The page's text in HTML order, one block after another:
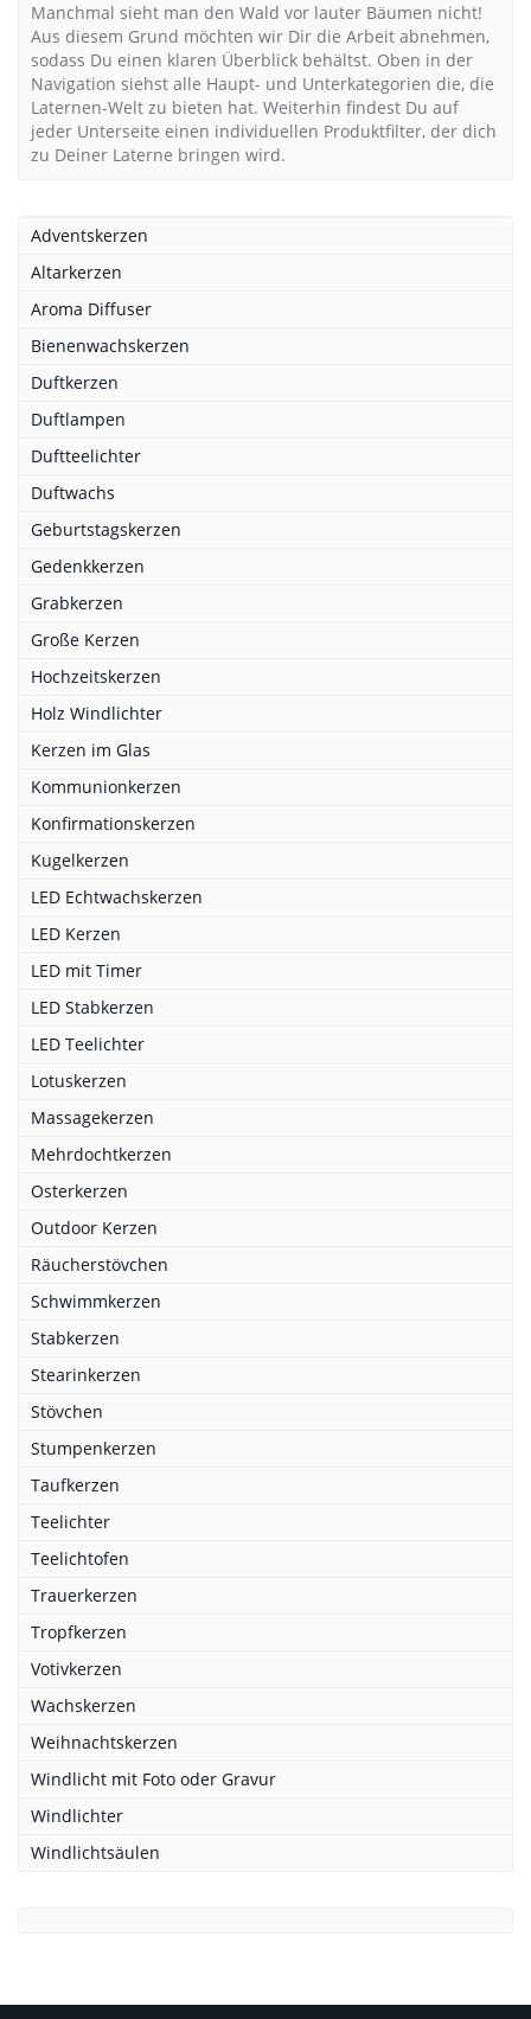
Manchmal sieht man den Wald vor lauter Bäumen nicht!
Aus diesem Grund möchten wir Dir die Arbeit abnehmen,
sodass Du einen klaren Überblick behältst. Oben in der
Navigation siehst alle Haupt- und Unterkategorien die, die
Laternen-Welt zu bieten hat. Weiterhin findest Du auf
jeder Unterseite einen individuellen Produktfilter, der dich
zu Deiner Laterne bringen wird.
Adventskerzen
Altarkerzen
Aroma Diffuser
Bienenwachskerzen
Duftkerzen
Duftlampen
Duftteelichter
Duftwachs
Geburtstagskerzen
Gedenkkerzen
Grabkerzen
Große Kerzen
Hochzeitskerzen
Holz Windlichter
Kerzen im Glas
Kommunionkerzen
Konfirmationskerzen
Kugelkerzen
LED Echtwachskerzen
LED Kerzen
LED mit Timer
LED Stabkerzen
LED Teelichter
Lotuskerzen
Massagekerzen
Mehrdochtkerzen
Osterkerzen
Outdoor Kerzen
Räucherstövchen
Schwimmkerzen
Stabkerzen
Stearinkerzen
Stövchen
Stumpenkerzen
Taufkerzen
Teelichter
Teelichtofen
Trauerkerzen
Tropfkerzen
Votivkerzen
Wachskerzen
Weihnachtskerzen
Windlicht mit Foto oder Gravur
Windlichter
Windlichtsäulen